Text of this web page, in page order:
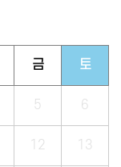
금 토
5 6
12 13